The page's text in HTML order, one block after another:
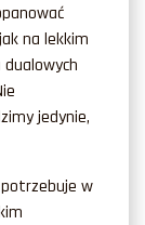
na lekkim
jedynie,
w